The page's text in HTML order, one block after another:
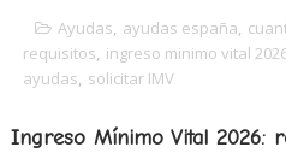
Ayudas, ayudas españa,
requisitos, ingreso minimo vital
ayudas, solicitar IMV
Ingreso Mínimo Vital 2026: